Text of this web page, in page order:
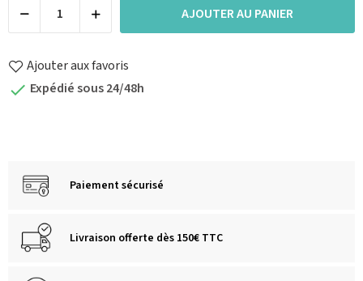
AJOUTER AU PANIER
Ajouter aux favoris
 Expédié sous 24/48h
Paiement sécurisé
Livraison offerte dès 150€ TTC